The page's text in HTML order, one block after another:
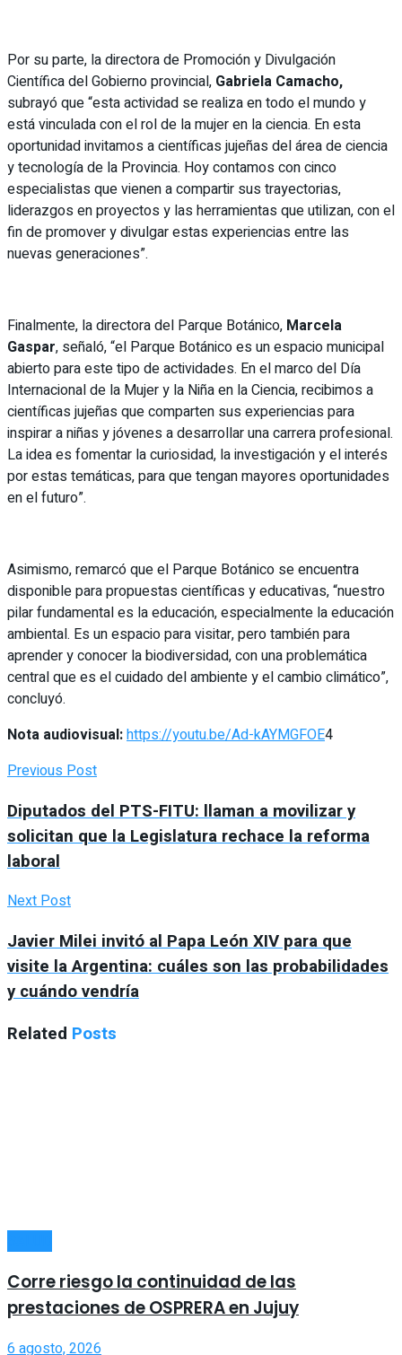
Por su parte, la directora de Promoción y Divulgación
Científica del Gobierno provincial, Gabriela Camacho,
subrayó que “esta actividad se realiza en todo el mundo y
está vinculada con el rol de la mujer en la ciencia. En esta
oportunidad invitamos a científicas jujeñas del área de ciencia
y tecnología de la Provincia. Hoy contamos con cinco
especialistas que vienen a compartir sus trayectorias,
liderazgos en proyectos y las herramientas que utilizan, con el
fin de promover y divulgar estas experiencias entre las
nuevas generaciones”.
Finalmente, la directora del Parque Botánico, Marcela
Gaspar, señaló, “el Parque Botánico es un espacio municipal
abierto para este tipo de actividades. En el marco del Día
Internacional de la Mujer y la Niña en la Ciencia, recibimos a
científicas jujeñas que comparten sus experiencias para
inspirar a niñas y jóvenes a desarrollar una carrera profesional.
La idea es fomentar la curiosidad, la investigación y el interés
por estas temáticas, para que tengan mayores oportunidades
en el futuro”.
Asimismo, remarcó que el Parque Botánico se encuentra
disponible para propuestas científicas y educativas, “nuestro
pilar fundamental es la educación, especialmente la educación
ambiental. Es un espacio para visitar, pero también para
aprender y conocer la biodiversidad, con una problemática
central que es el cuidado del ambiente y el cambio climático”,
concluyó.
Nota audiovisual:https://youtu.be/Ad-kAYMGFOE4
Previous Post
Diputados del PTS-FITU: llaman a movilizar y
solicitan que la Legislatura rechace la reforma
laboral
Next Post
Javier Milei invitó al Papa León XIV para que
visite la Argentina: cuáles son las probabilidades
y cuándo vendría
Related Posts
Corre riesgo la continuidad de las
prestaciones de OSPRERA en Jujuy
6 agosto, 2026